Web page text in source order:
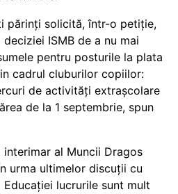
părinți solicită, într-o petiție,
deciziei ISMB de a nu mai
pentru posturile la plata
cadrul cluburilor copiilor:
de activități extrașcolare
de la 1 septembrie, spun
interimar al Muncii Dragos
urma ultimelor discuții cu
Educației lucrurile sunt mult